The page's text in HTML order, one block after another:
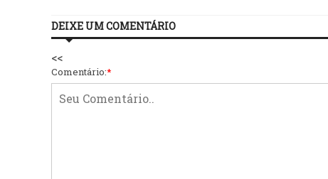
DEIXE UM COMENTÁRIO
<<
Comentário:*